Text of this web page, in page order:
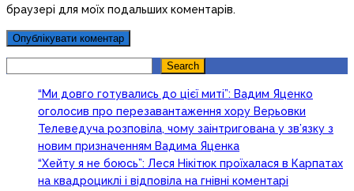
браузері для моїх подальших коментарів.
Search
“Ми довго готувались до цієї миті”: Вадим Яценко
оголосив про перезавантаження хору Верьовки
Телеведуча розповіла, чому заінтригована у зв’язку з
новим призначенням Вадима Яценка
“Хейту я не боюсь”: Леся Нікітюк проїхалася в Карпатах
на квадроциклі і відповіла на гнівні коментарі